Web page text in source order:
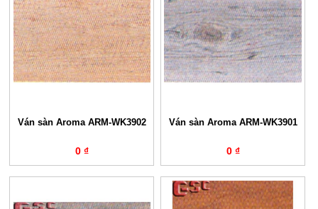
Ván sàn Aroma ARM-WK3902
0 ₫
Ván sàn Aroma ARM-WK3901
0 ₫